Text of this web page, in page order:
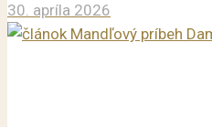
30. apríla 2026